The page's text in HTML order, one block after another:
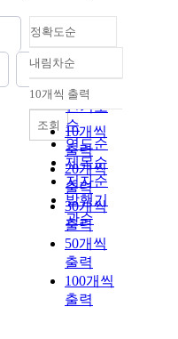
정확도순
정확도
순
인기도
순
연도순
제목순
저자순
발행기
관순
내림차순
내림차순
10개씩 출력
10개씩
출력
20개씩
출력
30개씩
출력
50개씩
출력
100개씩
출력
조회